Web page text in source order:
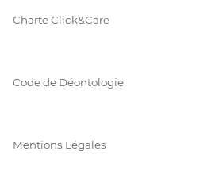
Charte Click&Care
Code de Déontologie
Mentions Légales